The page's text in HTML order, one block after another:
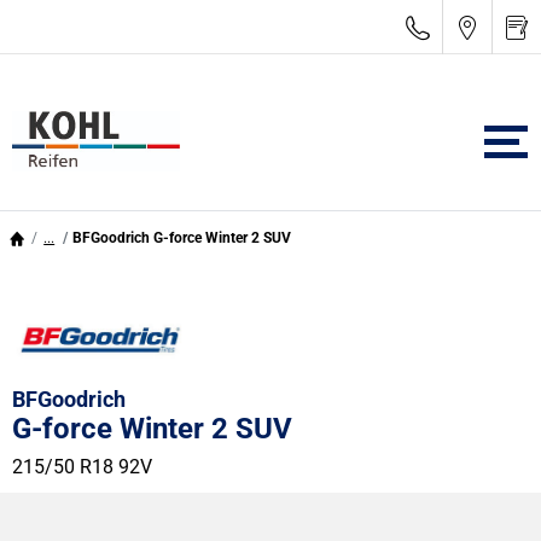
... BFGoodrich G-force Winter 2 SUV
BFGoodrich
G-force Winter 2 SUV
215/50 R18 92V